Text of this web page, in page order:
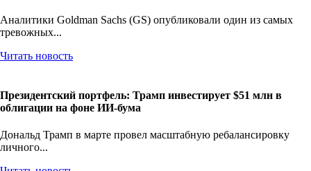
Аналитики Goldman Sachs (GS) опубликовали один из самых
тревожных...
Читать новость
Президентский портфель: Трамп инвестирует $51 млн в
облигации на фоне ИИ-бума
Дональд Трамп в марте провел масштабную ребалансировку
личного...